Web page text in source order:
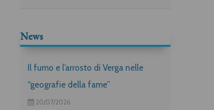
News
Il fumo e l’arrosto di Verga nelle
“geografie della fame”
20/07/2026